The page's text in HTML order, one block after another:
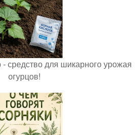
- средство для шикарного урожая
огурцов!